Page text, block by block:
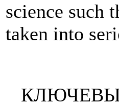
science such
taken into
КЛЮЧЕВЫЕ